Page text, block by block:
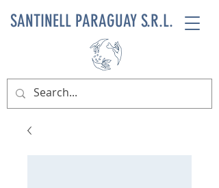
SANTINELL PARAGUAY S.R.L.